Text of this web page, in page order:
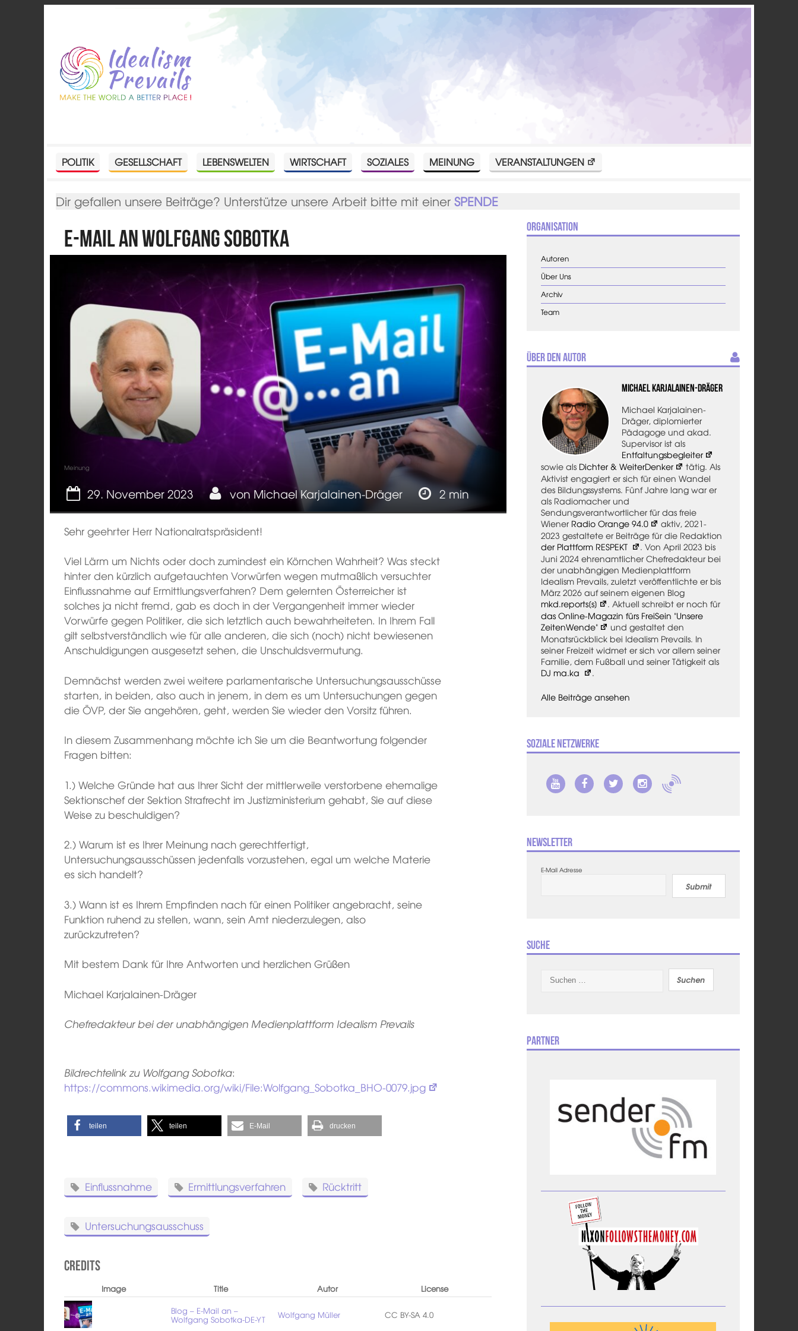
POLITIK GESELLSCHAFT LEBENSWELTEN WIRTSCHAFT SOZIALES MEINUNG VERANSTALTUNGEN
Dir gefallen unsere Beiträge? Unterstütze unsere Arbeit bitte mit einerSPENDE
E-Mail an Wolfgang Sobotka
Meinung
29. November 2023 von Michael Karjalainen-Dräger 2 min
Sehr geehrter Herr Nationalratspräsident!
Viel Lärm um Nichts oder doch zumindest ein Körnchen Wahrheit? Was steckt
hinter den kürzlich aufgetauchten Vorwürfen wegen mutmaßlich versuchter
Einflussnahme auf Ermittlungsverfahren? Dem gelernten Österreicher ist
solches ja nicht fremd, gab es doch in der Vergangenheit immer wieder
Vorwürfe gegen Politiker, die sich letztlich auch bewahrheiteten. In Ihrem Fall
gilt selbstverständlich wie für alle anderen, die sich (noch) nicht bewiesenen
Anschuldigungen ausgesetzt sehen, die Unschuldsvermutung.
Demnächst werden zwei weitere parlamentarische Untersuchungsausschüsse
starten, in beiden, also auch in jenem, in dem es um Untersuchungen gegen
die ÖVP, der Sie angehören, geht, werden Sie wieder den Vorsitz führen.
In diesem Zusammenhang möchte ich Sie um die Beantwortung folgender
Fragen bitten:
1.) Welche Gründe hat aus Ihrer Sicht der mittlerweile verstorbene ehemalige
Sektionschef der Sektion Strafrecht im Justizministerium gehabt, Sie auf diese
Weise zu beschuldigen?
2.) Warum ist es Ihrer Meinung nach gerechtfertigt,
Untersuchungsausschüssen jedenfalls vorzustehen, egal um welche Materie
es sich handelt?
3.) Wann ist es Ihrem Empfinden nach für einen Politiker angebracht, seine
Funktion ruhend zu stellen, wann, sein Amt niederzulegen, also
zurückzutreten?
Mit bestem Dank für Ihre Antworten und herzlichen Grüßen
Michael Karjalainen-Dräger
Chefredakteur bei der unabhängigen Medienplattform Idealism Prevails
Bildrechtelink zu Wolfgang Sobotka:
https://commons.wikimedia.org/wiki/File:Wolfgang_Sobotka_BHO-0079.jpg
teilen teilen E-Mail drucken
Einflussnahme Ermittlungsverfahren Rücktritt
Untersuchungsausschuss
Credits
Image Title Autor
License
Blog – E-Mail an –
Wolfgang Sobotka-DE-YT Wolfgang Müller CC BY-SA 4.0
Organisation
Autoren
Über Uns
Archiv
Team
Über den Autor
Michael Karjalainen-Dräger
Michael Karjalainen-
Dräger, diplomierter
Pädagoge und akad.
Supervisor ist als
Entfaltungsbegleiter
sowie als Dichter & WeiterDenker
tätig. Als
Aktivist engagiert er sich für einen Wandel
des Bildungssystems. Fünf Jahre lang war er
als Radiomacher und
Sendungsverantwortlicher für das freie
Wiener Radio Orange 94.0
aktiv, 2021-
2023 gestaltete er Beiträge für die Redaktion
der Plattform RESPEKT
. Von April 2023 bis
Juni 2024 ehrenamtlicher Chefredakteur bei
der unabhängigen Medienplattform
Idealism Prevails, zuletzt veröffentlichte er bis
März 2026 auf seinem eigenen Blog
mkd.reports[s]
. Aktuell schreibt er noch für
das Online-Magazin fürs FreiSein "Unsere
ZeitenWende"
und gestaltet den
Monatsrückblick bei Idealism Prevails. In
seiner Freizeit widmet er sich vor allem seiner
Familie, dem Fußball und seiner Tätigkeit als
DJ ma.ka
.
Alle Beiträge ansehen
Soziale Netzwerke
Newsletter
E-Mail Adresse
Submit
Suche
nach:
Partner